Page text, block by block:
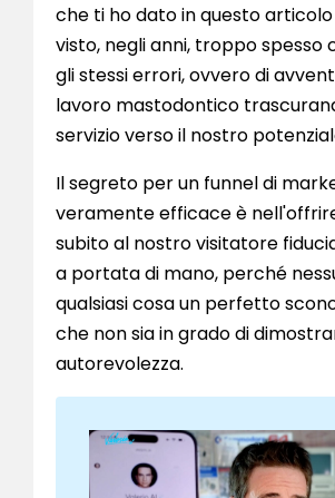
che ti ho dato in questo
visto, negli anni, troppo
gli stessi errori, ovvero di
lavoro mastodontico
servizio verso il nostro
Il segreto per un funnel di
veramente efficace è
subito al nostro visitatore
a portata di mano, perché
qualsiasi cosa un perfetto
che non sia in grado di
autorevolezza.